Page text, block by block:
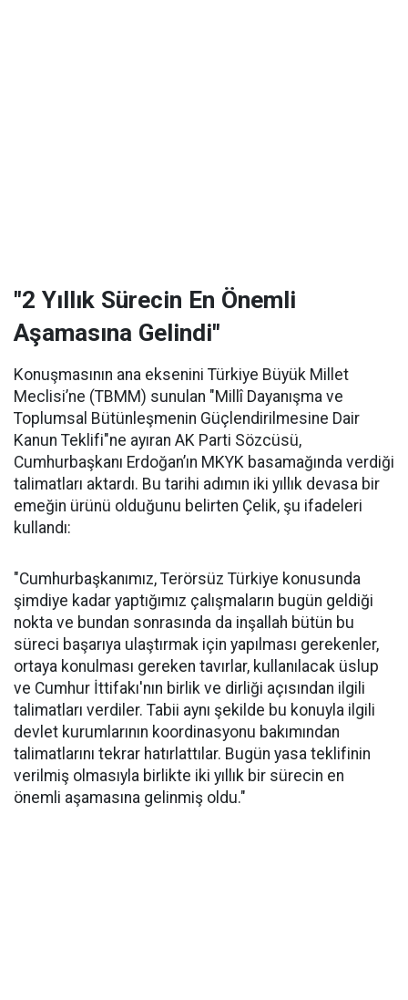
"2 Yıllık Sürecin En Önemli
Aşamasına Gelindi"
Konuşmasının ana eksenini Türkiye Büyük Millet
Meclisi’ne (TBMM) sunulan "Millî Dayanışma ve
Toplumsal Bütünleşmenin Güçlendirilmesine Dair
Kanun Teklifi"ne ayıran AK Parti Sözcüsü,
Cumhurbaşkanı Erdoğan’ın MKYK basamağında verdiği
talimatları aktardı. Bu tarihi adımın iki yıllık devasa bir
emeğin ürünü olduğunu belirten Çelik, şu ifadeleri
kullandı:
"Cumhurbaşkanımız, Terörsüz Türkiye konusunda
şimdiye kadar yaptığımız çalışmaların bugün geldiği
nokta ve bundan sonrasında da inşallah bütün bu
süreci başarıya ulaştırmak için yapılması gerekenler,
ortaya konulması gereken tavırlar, kullanılacak üslup
ve Cumhur İttifakı'nın birlik ve dirliği açısından ilgili
talimatları verdiler. Tabii aynı şekilde bu konuyla ilgili
devlet kurumlarının koordinasyonu bakımından
talimatlarını tekrar hatırlattılar. Bugün yasa teklifinin
verilmiş olmasıyla birlikte iki yıllık bir sürecin en
önemli aşamasına gelinmiş oldu."